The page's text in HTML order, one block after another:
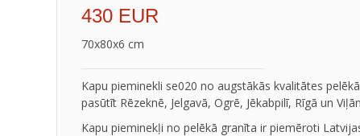
430 EUR
70x80x6 cm
Kapu pieminekli se020 no augstākās kvalitātes
pasūtīt Rēzeknē, Jelgavā, Ogrē, Jēkabpilī, Rīgā un
Kapu pieminekļi no pelēkā granīta ir piemēroti